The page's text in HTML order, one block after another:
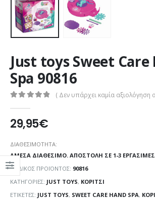
Just toys Sweet Care
Spa 90816
( Δεν υπάρχει καμία αξιολόγηση
29,95€
ΔΙΑΘΕΣΙΜΌΤΗΤΑ:
ΆΜΕΣΑ ΔΙΑΘΈΣΙΜΟ. ΑΠΟΣΤΟΛΉ ΣΕ 1-3
ΚΩΔΙΚΌΣ ΠΡΟΪΌΝΤΟΣ: 90816
ΚΑΤΗΓΟΡΊΕΣ: JUST TOYS, ΚΟΡΊΤΣΙ
ΕΤΙΚΈΤΕΣ: JUST TOYS, SWEET CARE HAND SPA,